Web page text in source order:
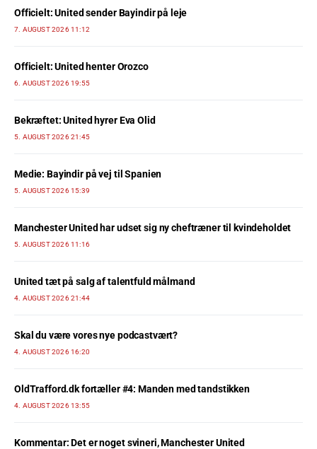
Officielt: United sender Bayindir på leje
7. AUGUST 2026 11:12
Officielt: United henter Orozco
6. AUGUST 2026 19:55
Bekræftet: United hyrer Eva Olid
5. AUGUST 2026 21:45
Medie: Bayindir på vej til Spanien
5. AUGUST 2026 15:39
Manchester United har udset sig ny cheftræner til kvindeholdet
5. AUGUST 2026 11:16
United tæt på salg af talentfuld målmand
4. AUGUST 2026 21:44
Skal du være vores nye podcastvært?
4. AUGUST 2026 16:20
OldTrafford.dk fortæller #4: Manden med tandstikken
4. AUGUST 2026 13:55
Kommentar: Det er noget svineri, Manchester United